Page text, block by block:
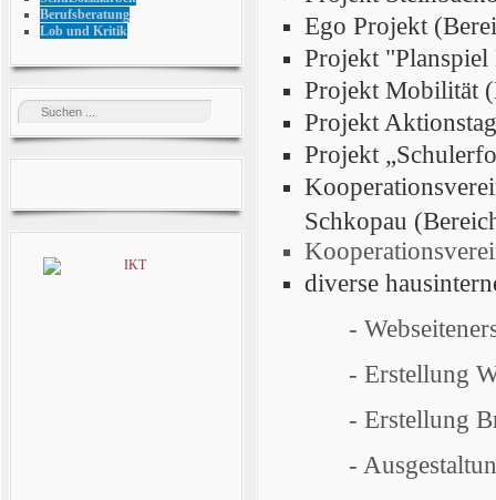
Berufsberatung
Lob und Kritik
Ego Projekt
Projekt
Projekt Mobilität
Projekt
Projekt
Schkopau
diverse
-
- Erstellung
- Erstellung
-